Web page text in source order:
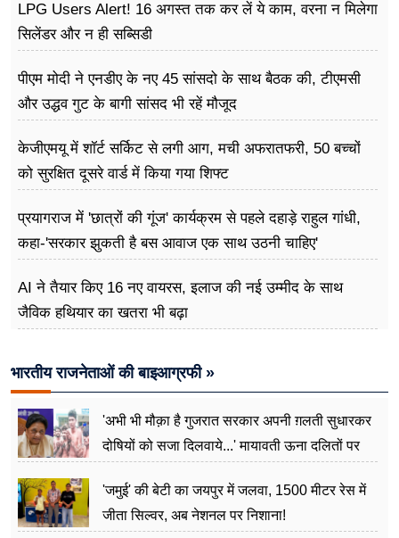
LPG Users Alert! 16 अगस्त तक कर लें ये काम, वरना न मिलेगा
सिलेंडर और न ही सब्सिडी
पीएम मोदी ने एनडीए के नए 45 सांसदो के साथ बैठक की, टीएमसी
और उद्धव गुट के बागी सांसद भी रहें मौजूद
केजीएमयू में शॉर्ट सर्किट से लगी आग, मची अफरातफरी, 50 बच्चों
को सुरक्षित दूसरे वार्ड में किया गया शिफ्ट
प्रयागराज में 'छात्रों की गूंज' कार्यक्रम से पहले दहाड़े राहुल गांधी,
कहा-'सरकार झुकती है बस आवाज एक साथ उठनी चाहिए'
AI ने तैयार किए 16 नए वायरस, इलाज की नई उम्मीद के साथ
जैविक हथियार का खतरा भी बढ़ा
भारतीय राजनेताओं की बाइआग्रफी »
'अभी भी मौक़ा है गुजरात सरकार अपनी ग़लती सुधारकर
दोषियों को सजा दिलवाये...' मायावती ऊना दलितों पर
'जमुई' की बेटी का जयपुर में जलवा, 1500 मीटर रेस में
जीता सिल्वर, अब नेशनल पर निशाना!